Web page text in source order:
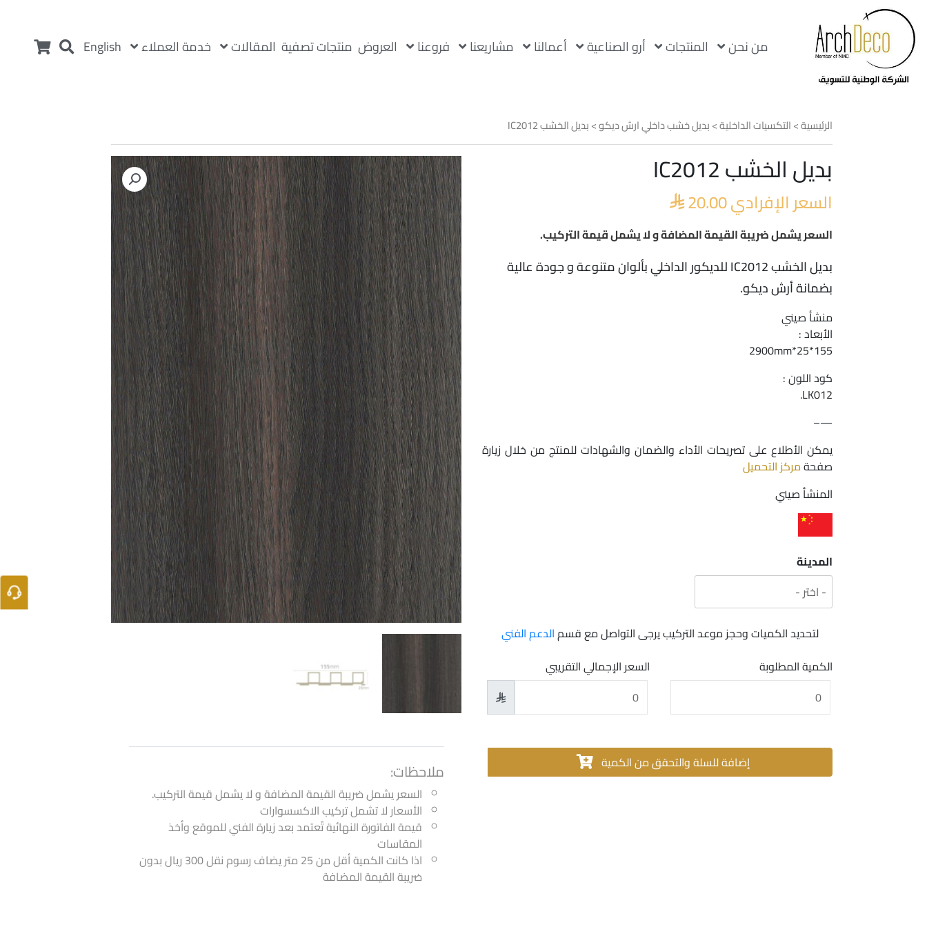
من نحن المنتجات أرو الصناعية أعمالنا مشاريعنا فروعنا العروض منتجات تصفية المقالات خدمة العملاء English
الرئيسية>التكسيات الداخلية>بديل خشب داخلي ارش ديكو> بديل الخشب IC2012
بديل الخشب IC2012
السعر الإفرادي 20.00
السعر يشمل ضريبة القيمة المضافة و لا يشمل قيمة التركيب.
بديل الخشب IC2012 للديكور الداخلي بألوان متنوعة و جودة عالية
بضمانة أرش ديكو.
منشأ صيني
الأبعاد :
155*25*2900mm
كود اللون :
LK012.
—–
يمكن الأطلاع على تصريحات الأداء والضمان والشهادات للمنتج من خلال زيارة
صفحةمركز التحميل
المنشأ صيني
المدينة
لتحديد الكميات وحجز موعد التركيب يرجى التواصل مع قسمالدعم الفني
الكمية المطلوبة
السعر الإجمالي التقريبي

إضافة للسلة والتحقق من الكمية ملاحظات:
السعر يشمل ضريبة القيمة المضافة و لا يشمل قيمة التركيب.
الأسعار لا تشمل تركيب الاكسسوارات
قيمة الفاتورة النهائية تُعتمد بعد زيارة الفني للموقع وأخذ
المقاسات
اذا كانت الكمية أقل من 25 متر يضاف رسوم نقل 300 ريال بدون
ضريبة القيمة المضافة